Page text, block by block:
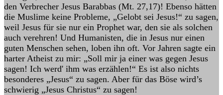
den Verbrecher Jesus Barabbas (Mt. 27,17)! Ebenso hätten
die Muslime keine Probleme, „Gelobt sei Jesus!“ zu sagen,
weil Jesus für sie nur ein Prophet war, den sie als solchen
auch verehren! Und Humanisten, die in Jesus nur einen
guten Menschen sehen, loben ihn oft. Vor Jahren sagte ein
harter Atheist zu mir: „Soll mir ja einer was gegen Jesus
sagen! Ich werd' ihm was erzählen!“ Es ist also nichts
besonderes „Jesus“ zu sagen. Aber für das Böse wird’s
schwierig „Jesus Christus“ zu sagen!